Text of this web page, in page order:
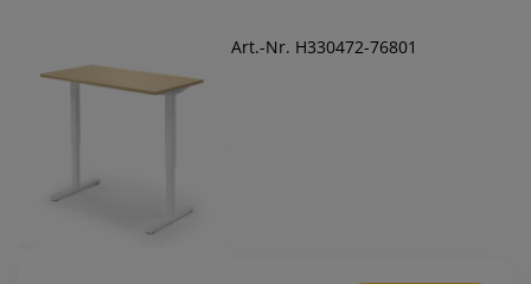
Art.-Nr. H330472-76801